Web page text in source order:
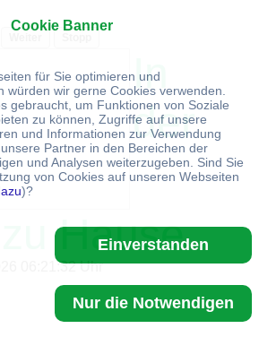
Cookie Banner
für Sie optimieren und
würden wir gerne Cookies verwenden.
gebraucht, um Funktionen von Soziale
zu können, Zugriffe auf unsere
und Informationen zur Verwendung
Partner in den Bereichen der
und Analysen weiterzugeben. Sind Sie
von Cookies auf unseren Webseiten
)?
Einverstanden
Nur die Notwendigen
In
der
zu Hause
06:21:32 Uhr